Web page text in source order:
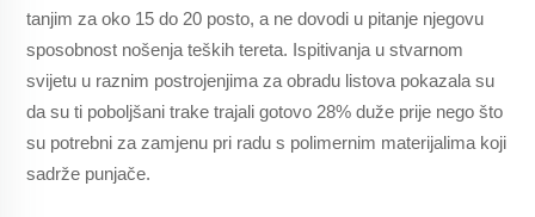
tanjim za oko 15 do 20 posto, a ne dovodi u pitanje njegovu
sposobnost nošenja teških tereta. Ispitivanja u stvarnom
svijetu u raznim postrojenjima za obradu listova pokazala su
da su ti poboljšani trake trajali gotovo 28% duže prije nego što
su potrebni za zamjenu pri radu s polimernim materijalima koji
sadrže punjače.